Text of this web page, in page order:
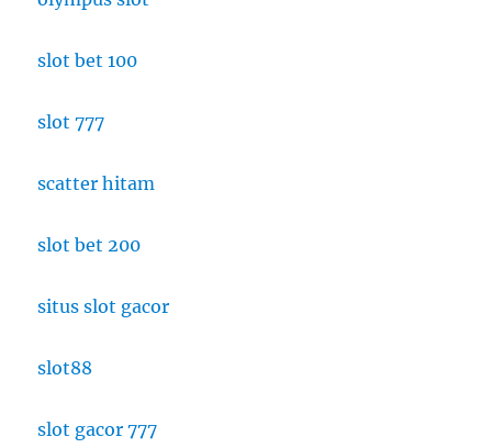
slot bet 100
slot 777
scatter hitam
slot bet 200
situs slot gacor
slot88
slot gacor 777